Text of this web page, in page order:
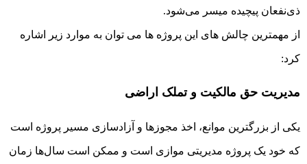
ذی‌نفعان پیچیده میسر می‌شود.
از مهمترین چالش های این پروژه ها می توان به موارد زیر اشاره
کرد:
مدیریت حق مالکیت و تملک اراضی
یکی از بزرگترین موانع، اخذ مجوزها و آزادسازی مسیر پروژه است
که خود یک پروژه مدیریتی موازی است و ممکن است سال‌ها زمان